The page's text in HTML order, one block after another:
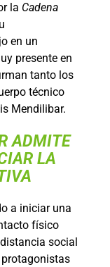
la Cadena
en un
presente en
tanto los
técnico
Mendilibar.
ADMITE
LA
a iniciar una
físico
social